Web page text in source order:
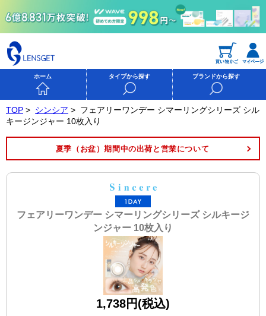
ホーム タイプから探す ブランドから探す
TOP > シンシア > フェアリーワンデー シマーリングシリーズ シル
キージンジャー 10枚入り
夏季（お盆）期間中の出荷と営業について
フェアリーワンデー シマーリングシリーズ シルキージ
ンジャー 10枚入り
1,738円(税込)